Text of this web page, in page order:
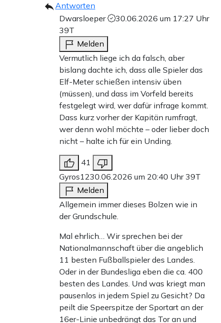
Antworten
Dwarsloeper
30.06.2026 um 17:27 Uhr
39T
Melden
Vermutlich liege ich da falsch, aber
bislang dachte ich, dass alle Spieler das
Elf-Meter schießen intensiv üben
(müssen), und dass im Vorfeld bereits
festgelegt wird, wer dafür infrage kommt.
Dass kurz vorher der Kapitän rumfragt,
wer denn wohl möchte – oder lieber doch
nicht – halte ich für ein Unding.
41
Gyros1230.06.2026 um 20:40 Uhr39T
Melden
Allgemein immer dieses Bolzen wie in
der Grundschule.
Mal ehrlich… Wir sprechen bei der
Nationalmannschaft über die angeblich
11 besten Fußballspieler des Landes.
Oder in der Bundesliga eben die ca. 400
besten des Landes. Und was kriegt man
pausenlos in jedem Spiel zu Gesicht? Da
peilt die Speerspitze der Sportart an der
16er-Linie unbedrängt das Tor an und